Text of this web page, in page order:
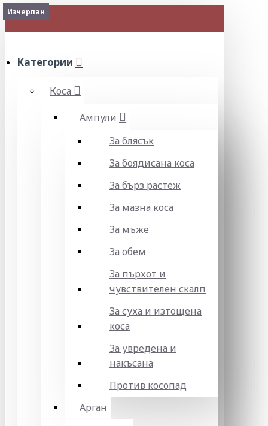
МЕНЮ
Категории
Коса
Ампули
За блясък
За боядисана коса
За бърз растеж
За мазна коса
За мъже
За обем
За пърхот и
чувствителен скалп
За суха и изтощена
коса
За увредена и
накъсана
Против косопад
Арган
Изчерпан
Изчерпан